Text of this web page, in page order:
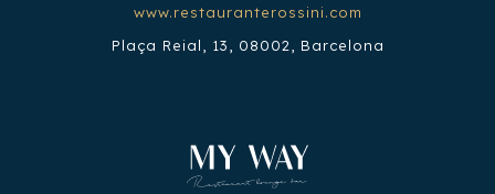
www.restauranterossini.com
Plaça Reial, 13, 08002, Barcelona